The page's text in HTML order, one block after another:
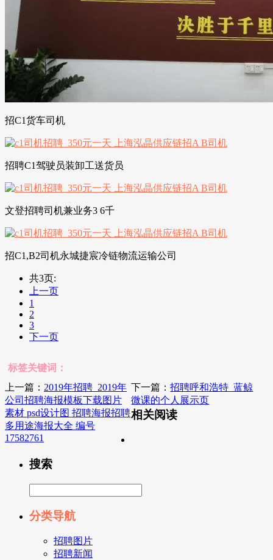
招C1货车司机
招聘C1驾驶员装卸工送货员
文登招聘司机兼业务3 6千
招C1,B2司机永城捷宸冷链物流运输公司
共3页:
上一页
1
2
3
下一页
标签关键词：
上一篇： 2019年招聘_2019年
公司招聘海报模板下载图片
素材 psd设计图 招聘海报招聘
多用途海报大全 编号
17582761
下一篇：招聘呼和浩特_蓝鲸
微课的个人展示页
相关阅读
搜索
分类导航
招聘图片
招聘新闻